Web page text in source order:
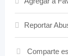
Reportar
Comparte